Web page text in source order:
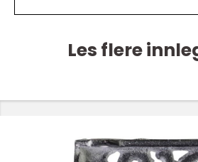
Les flere